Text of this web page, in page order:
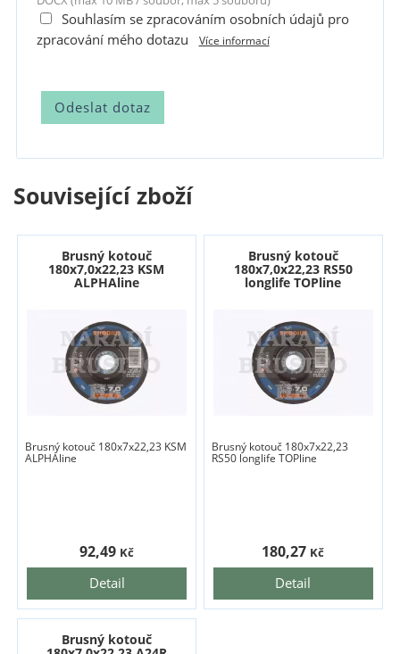
Souhlasím se zpracováním osobních údajů pro
zpracování mého dotazu
Více informací
Související zboží
Brusný kotouč
180x7,0x22,23 KSM
ALPHAline
Brusný kotouč 180x7x22,23 KSM
ALPHAline
Detail
92,49 Kč
Brusný kotouč
180x7,0x22,23 RS50
longlife TOPline
Brusný kotouč 180x7x22,23
RS50 longlife TOPline
Detail
180,27 Kč
Brusný kotouč